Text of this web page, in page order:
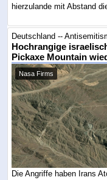
hierzulande mit Abstand
Deutschland --
Hochrangige
Pickaxe Mountain
Nasa Firms
Die Angriffe haben Irans